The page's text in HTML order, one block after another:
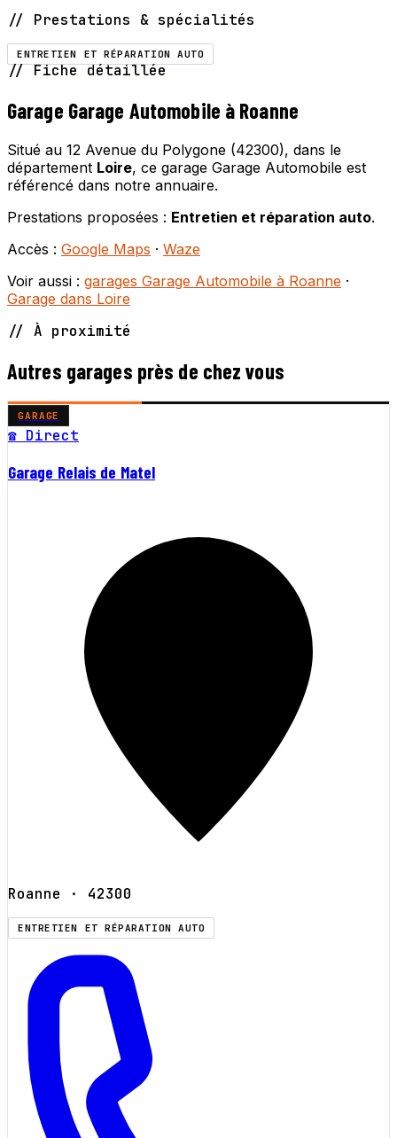
// Prestations & spécialités
ENTRETIEN ET RÉPARATION AUTO
// Fiche détaillée
Garage Garage Automobile à Roanne
Situé au 12 Avenue du Polygone (42300), dans le
département Loire, ce garage Garage Automobile est
référencé dans notre annuaire.
Prestations proposées : Entretien et réparation auto.
Accès : Google Maps · Waze
Voir aussi : garages Garage Automobile à Roanne ·
Garage dans Loire
// À proximité
Autres garages près de chez vous
GARAGE
☎ Direct
Garage Relais de Matel
Roanne · 42300
ENTRETIEN ET RÉPARATION AUTO